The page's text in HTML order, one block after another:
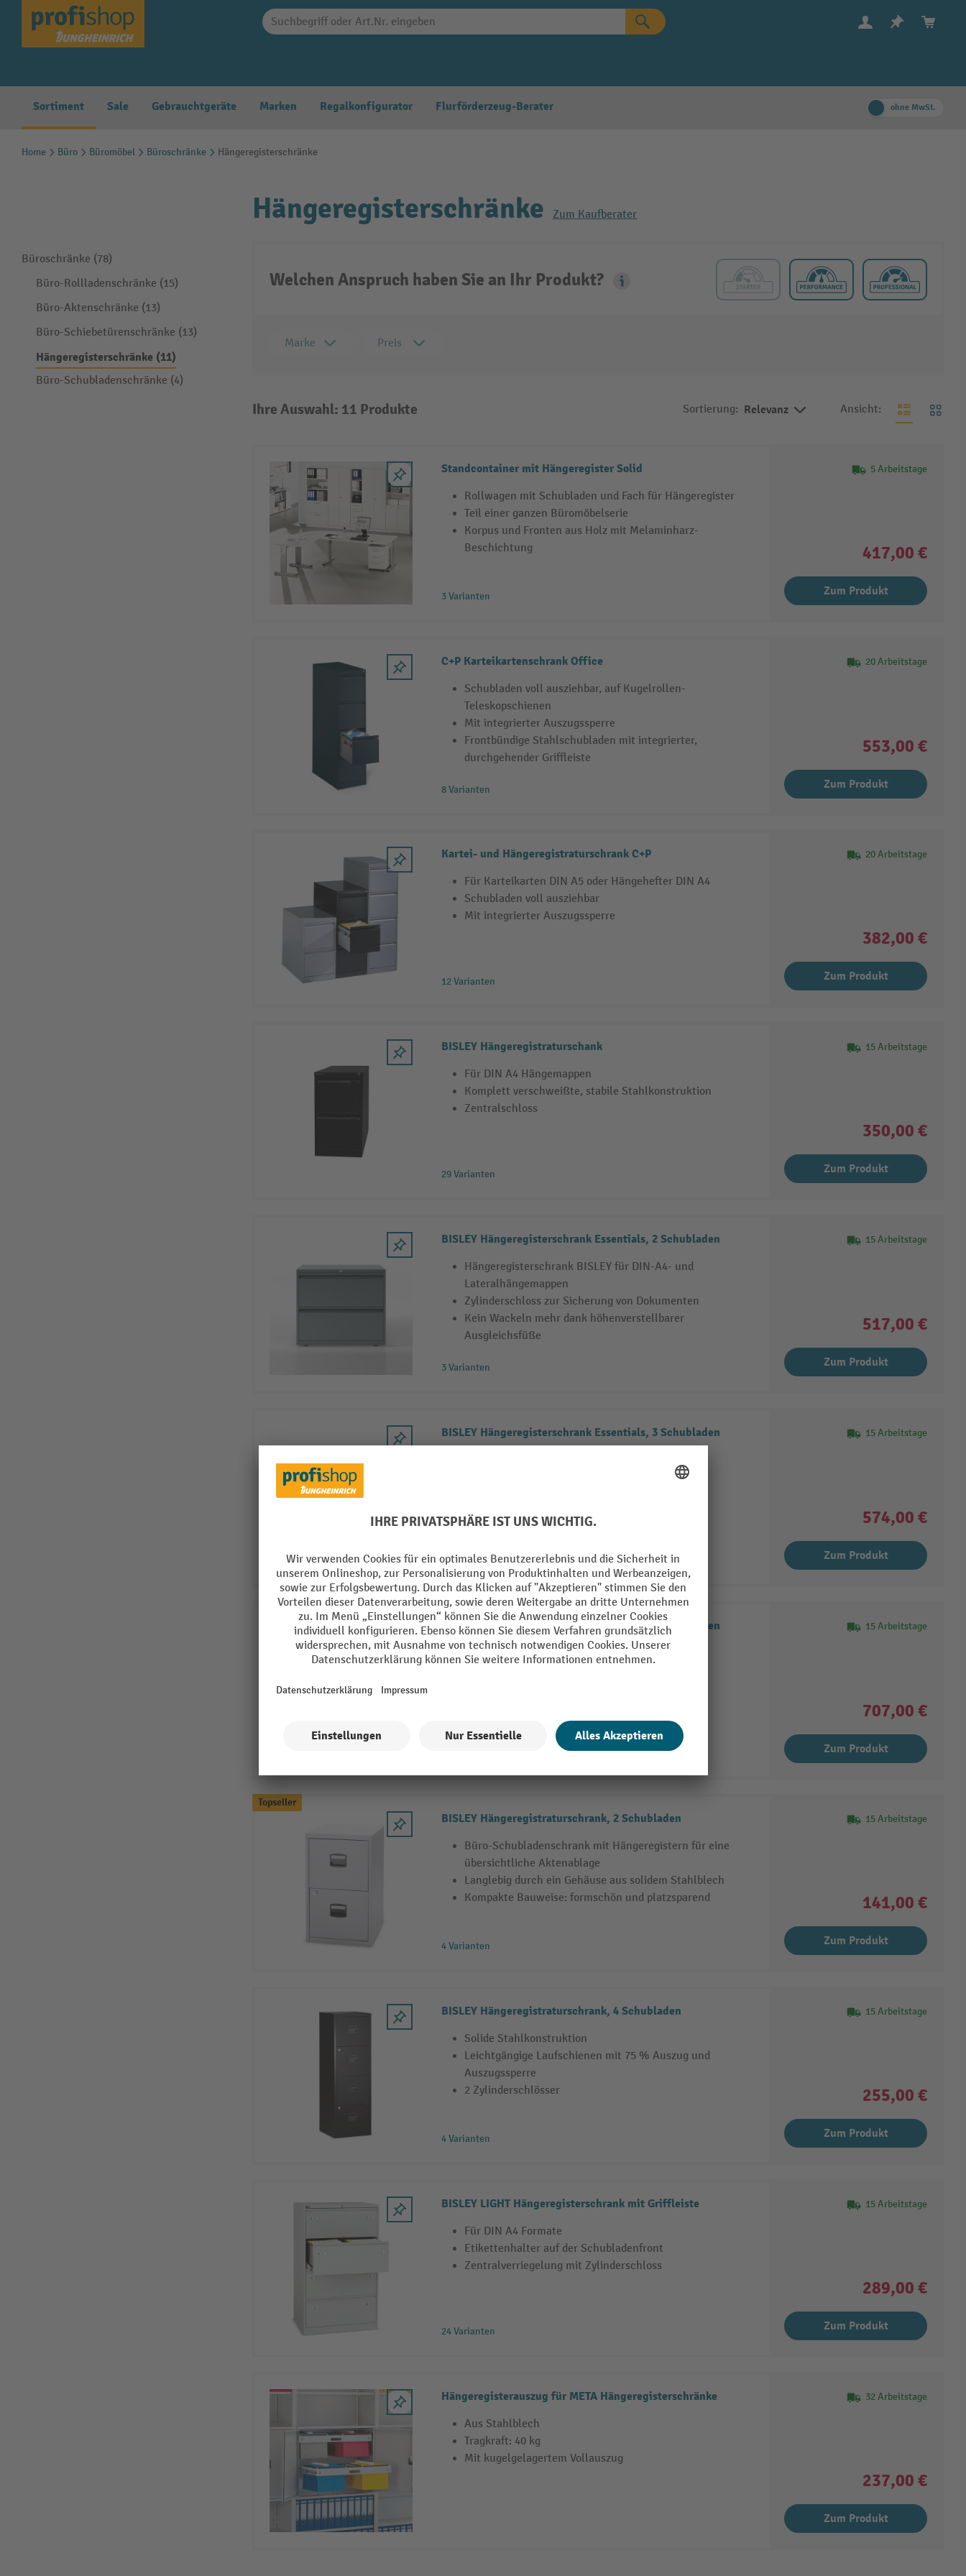
Zur Hauptnavigation springen
Sortiment Sale Gebrauchtgeräte Marken Regalkonfigurator Flurförderzeug-Berater ohne MwSt.
Home Büro Büromöbel Büroschränke Hängeregisterschränke
Büroschränke (78)
Büro-Rollladenschränke (15)
Büro-Aktenschränke (13)
Büro-Schiebetürenschränke (13)
Hängeregisterschränke (11)
Büro-Schubladenschränke (4)
Hängeregisterschränke Zum Kaufberater
Welchen Anspruch haben Sie an Ihr Produkt?
Marke Preis
Ihre Auswahl: 11 Produkte Sortierung: Relevanz Ansicht:
Standcontainer mit Hängeregister Solid
Rollwagen mit Schubladen und Fach für Hängeregister
Teil einer ganzen Büromöbelserie
Korpus und Fronten aus Holz mit Melaminharz-
Beschichtung
3 Varianten
5 Arbeitstage
417,00 €
Zum Produkt
C+P Karteikartenschrank Office
Schubladen voll ausziehbar, auf Kugelrollen-
Teleskopschienen
Mit integrierter Auszugssperre
Frontbündige Stahlschubladen mit integrierter,
durchgehender Griffleiste
8 Varianten
20 Arbeitstage
553,00 €
Zum Produkt
Kartei- und Hängeregistraturschrank C+P
Für Karteikarten DIN A5 oder Hängehefter DIN A4
Schubladen voll ausziehbar
Mit integrierter Auszugssperre
12 Varianten
20 Arbeitstage
382,00 €
Zum Produkt
BISLEY Hängeregistraturschank
Für DIN A4 Hängemappen
Komplett verschweißte, stabile Stahlkonstruktion
Zentralschloss
29 Varianten
15 Arbeitstage
350,00 €
Zum Produkt
BISLEY Hängeregisterschrank Essentials, 2 Schubladen
Hängeregisterschrank BISLEY für DIN-A4- und
Lateralhängemappen
Zylinderschloss zur Sicherung von Dokumenten
Kein Wackeln mehr dank höhenverstellbarer
Ausgleichsfüße
3 Varianten
15 Arbeitstage
517,00 €
Zum Produkt
BISLEY Hängeregisterschrank Essentials, 3 Schubladen
Kein Wackeln mehr dank höhenverstellbarer
Ausgleichsfüße
4 Varianten
15 Arbeitstage
574,00 €
Zum Produkt
BISLEY Hängeregisterschrank Essentials, 4 Schubladen
Hängeregisterschrank BISLEY für DIN-A4- und
15 Arbeitstage
707,00 €
Zum Produkt
Topseller
BISLEY Hängeregistraturschrank, 2 Schubladen
Büro-Schubladenschrank mit Hängeregistern für eine
übersichtliche Aktenablage
Langlebig durch ein Gehäuse aus solidem Stahlblech
Kompakte Bauweise: formschön und platzsparend
4 Varianten
15 Arbeitstage
141,00 €
Zum Produkt
BISLEY Hängeregistraturschrank, 4 Schubladen
Solide Stahlkonstruktion
Leichtgängige Laufschienen mit 75 % Auszug und
Auszugssperre
2 Zylinderschlösser
4 Varianten
15 Arbeitstage
255,00 €
Zum Produkt
BISLEY LIGHT Hängeregisterschrank mit Griffleiste
Für DIN A4 Formate
Etikettenhalter auf der Schubladenfront
Zentralverriegelung mit Zylinderschloss
24 Varianten
15 Arbeitstage
289,00 €
Zum Produkt
Hängeregisterauszug für META Hängeregisterschränke
Aus Stahlblech
Tragkraft: 40 kg
Mit kugelgelagertem Vollauszug
32 Arbeitstage
237,00 €
Zum Produkt